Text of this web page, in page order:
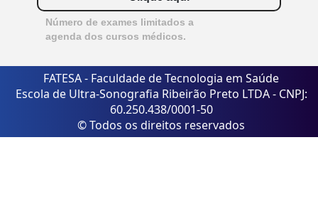
Número de exames limitados a
agenda dos cursos médicos.
FATESA - Faculdade de Tecnologia em Saúde
Escola de Ultra-Sonografia Ribeirão Preto LTDA - CNPJ:
60.250.438/0001-50
© Todos os direitos reservados